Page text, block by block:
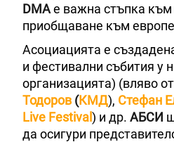
DMAе важна стъпка към
приобщаване към
Асоциацията е
и фестивални събития у
организацията) (вляво от
Тодоров (КМД), Стефан
Live Festival) и др. АБСИ
да осигури